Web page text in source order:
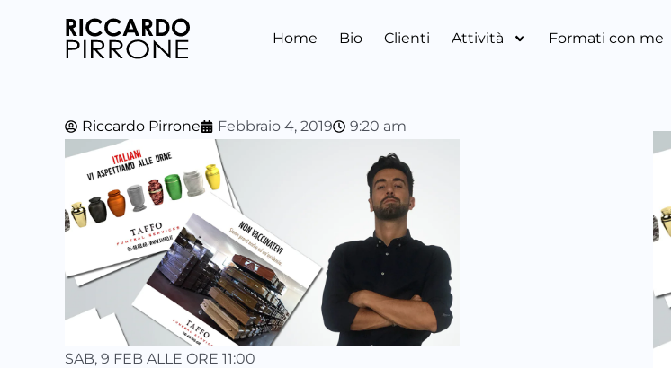
contenuto
Home Bio Clienti Attività Formati con me
Riccardo Pirrone Febbraio 4, 2019 9:20 am
SAB, 9 FEB ALLE ORE 11:00